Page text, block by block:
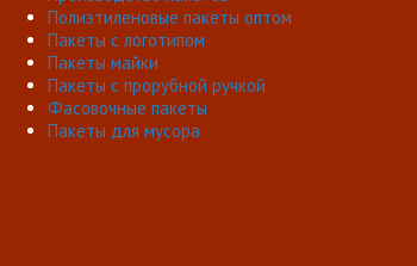
Полиэтиленовые пакеты оптом
Пакеты с логотипом
Пакеты майки
Пакеты с прорубной ручкой
Фасовочные пакеты
Пакеты для мусора